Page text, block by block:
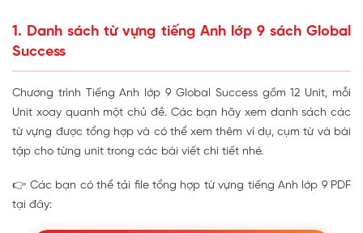
1. Danh sách từ vựng tiếng Anh lớp 9 sách Global
Success
Chương trình Tiếng Anh lớp 9 Global Success gồm 12 Unit, mỗi
Unit xoay quanh một chủ đề. Các bạn hãy xem danh sách các
từ vựng được tổng hợp và có thể xem thêm ví dụ, cụm từ và bài
tập cho từng unit trong các bài viết chi tiết nhé.
👉 Các bạn có thể tải file tổng hợp từ vựng tiếng Anh lớp 9 PDF
tại đây: